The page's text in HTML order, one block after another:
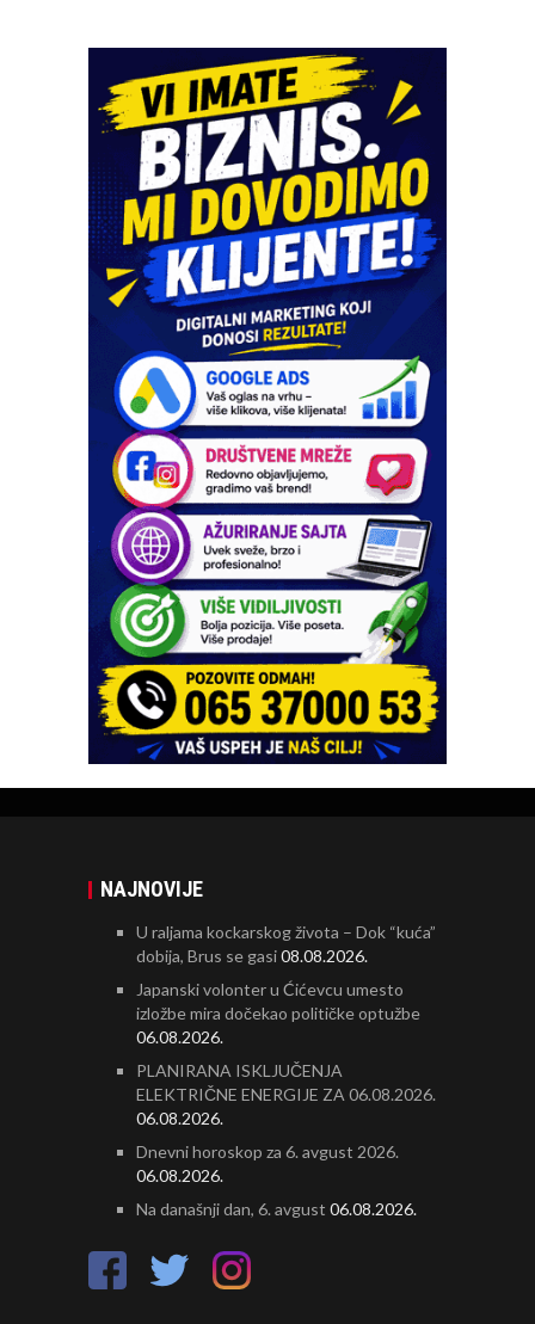
NAJNOVIJE
U raljama kockarskog života – Dok “kuća”
dobija, Brus se gasi08.08.2026.
Japanski volonter u Ćićevcu umesto
izložbe mira dočekao političke optužbe
06.08.2026.
PLANIRANA ISKLJUČENJA
ELEKTRIČNE ENERGIJE ZA 06.08.2026.
06.08.2026.
Dnevni horoskop za 6. avgust 2026.
06.08.2026.
Na današnji dan, 6. avgust 06.08.2026.